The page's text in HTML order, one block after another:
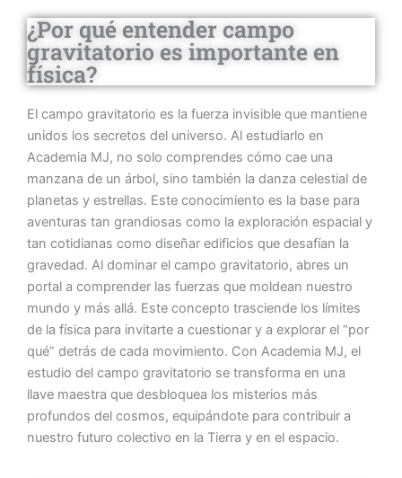
¿Por qué entender campo
gravitatorio es importante en
física?
El campo gravitatorio es la fuerza invisible que mantiene
unidos los secretos del universo. Al estudiarlo en
Academia MJ, no solo comprendes cómo cae una
manzana de un árbol, sino también la danza celestial de
planetas y estrellas. Este conocimiento es la base para
aventuras tan grandiosas como la exploración espacial y
tan cotidianas como diseñar edificios que desafían la
gravedad. Al dominar el campo gravitatorio, abres un
portal a comprender las fuerzas que moldean nuestro
mundo y más allá. Este concepto trasciende los límites
de la física para invitarte a cuestionar y a explorar el “por
qué” detrás de cada movimiento. Con Academia MJ, el
estudio del campo gravitatorio se transforma en una
llave maestra que desbloquea los misterios más
profundos del cosmos, equipándote para contribuir a
nuestro futuro colectivo en la Tierra y en el espacio.